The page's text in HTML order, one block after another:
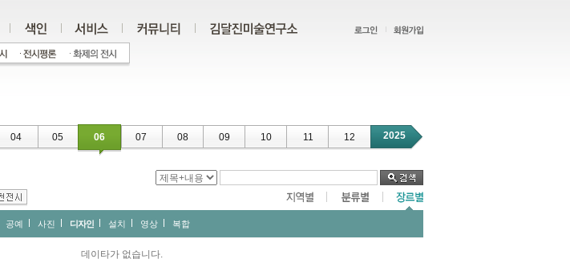
04 05 06 07 08 09 10 11 12 2025
공예 사진 디자인 설치 영상 복합
데이타가 없습니다.